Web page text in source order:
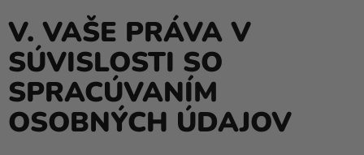
V. VAŠE PRÁVA V
SÚVISLOSTI SO
SPRACÚVANÍM
OSOBNÝCH ÚDAJOV